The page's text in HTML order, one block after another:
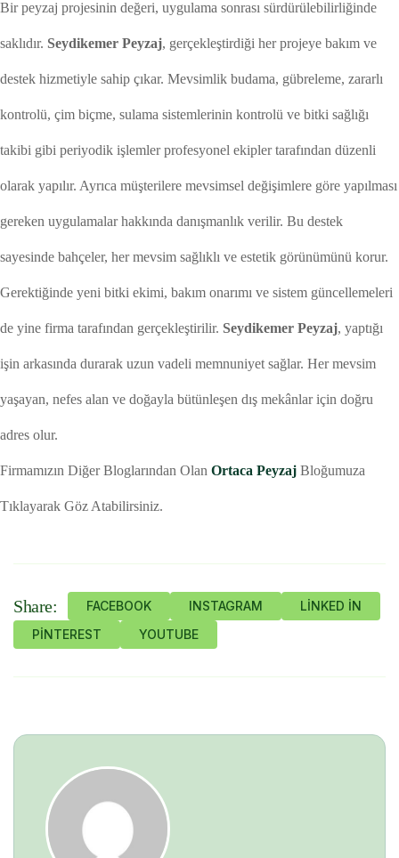
Bir peyzaj projesinin değeri, uygulama sonrası sürdürülebilirliğinde
saklıdır. Seydikemer Peyzaj, gerçekleştirdiği her projeye bakım ve
destek hizmetiyle sahip çıkar. Mevsimlik budama, gübreleme, zararlı
kontrolü, çim biçme, sulama sistemlerinin kontrolü ve bitki sağlığı
takibi gibi periyodik işlemler profesyonel ekipler tarafından düzenli
olarak yapılır. Ayrıca müşterilere mevsimsel değişimlere göre yapılması
gereken uygulamalar hakkında danışmanlık verilir. Bu destek
sayesinde bahçeler, her mevsim sağlıklı ve estetik görünümünü korur.
Gerektiğinde yeni bitki ekimi, bakım onarımı ve sistem güncellemeleri
de yine firma tarafından gerçekleştirilir. Seydikemer Peyzaj, yaptığı
işin arkasında durarak uzun vadeli memnuniyet sağlar. Her mevsim
yaşayan, nefes alan ve doğayla bütünleşen dış mekânlar için doğru
adres olur.
Firmamızın Diğer Bloglarından Olan Ortaca Peyzaj Bloğumuza
Tıklayarak Göz Atabilirsiniz.
Share: FACEBOOK INSTAGRAM
LINKED IN
PINTEREST
YOUTUBE